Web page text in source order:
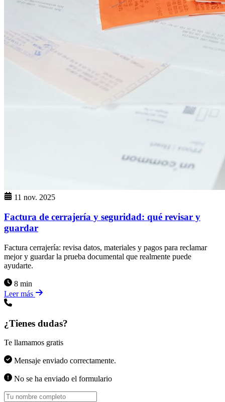
11 nov. 2025
Factura de cerrajería y seguridad: qué revisar y
guardar
Factura cerrajería: revisa datos, materiales y pagos para reclamar
mejor y guardar la prueba documental que realmente puede
ayudarte.
8 min
Leer más
¿Tienes dudas?
Te llamamos gratis
Mensaje enviado correctamente.
No se ha enviado el formulario